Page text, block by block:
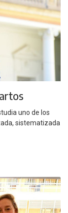
uno de los
sistematizada